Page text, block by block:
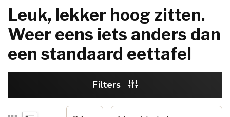
Leuk, lekker hoog zitten.
Weer eens iets anders dan
een standaard eettafel
Filters